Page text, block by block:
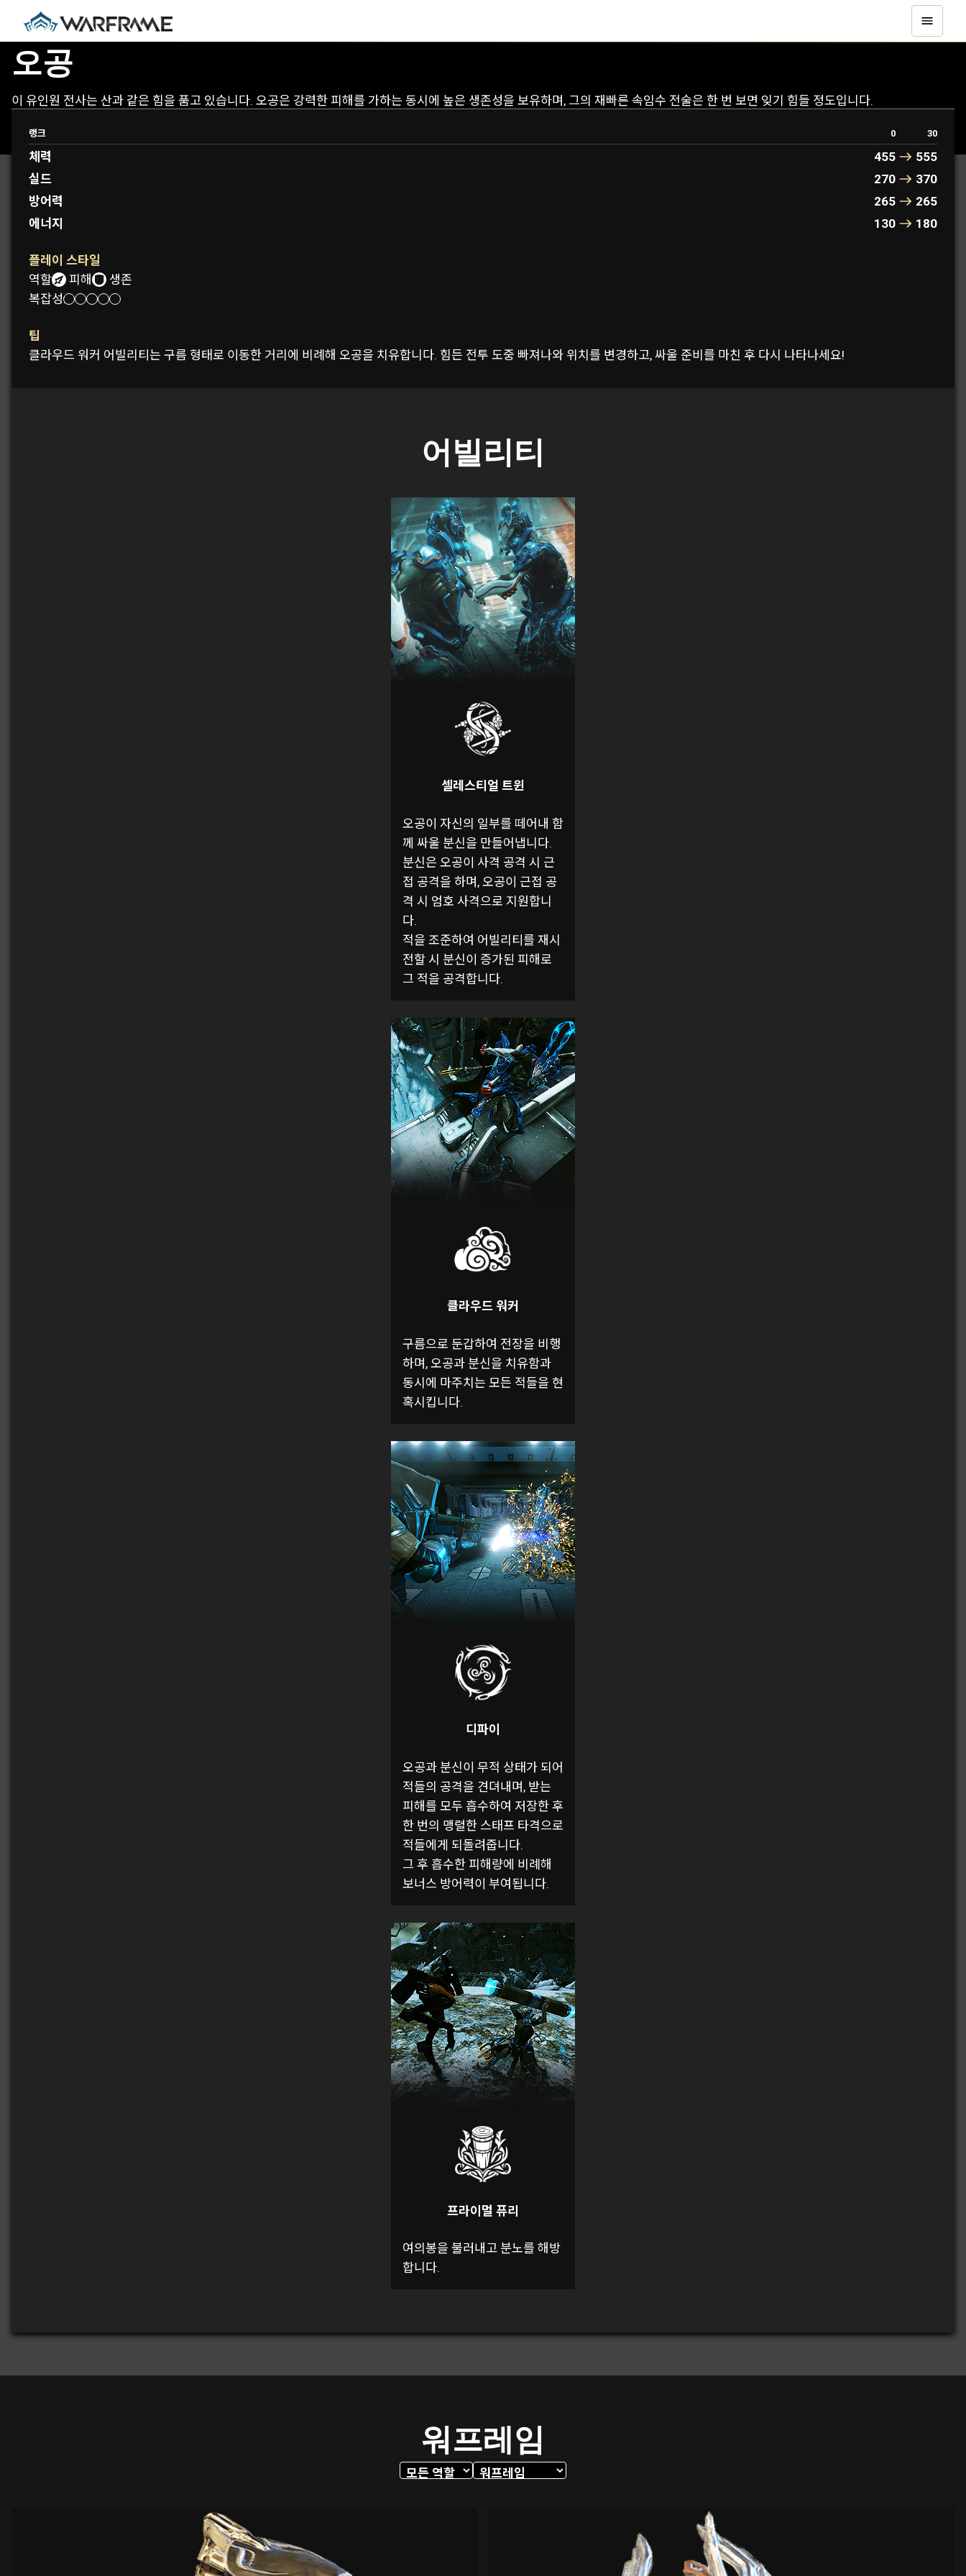
오공
이 유인원 전사는 산과 같은 힘을 품고 있습니다. 오공은 강력한 피해를 가하는 동시에 높은 생존성을 보유하며, 그의 재빠른 속임수 전술은 한 번 보면 잊기 힘들 정도입니다.
랭크 0 30
체력 455
555
실드
270
370
방어력
265
265
에너지
130 180
플레이 스타일
역할:
피해
생존
복잡성:
팁
클라우드 워커 어빌리티는 구름 형태로 이동한 거리에 비례해 오공을 치유합니다. 힘든 전투 도중 빠져나와 위치를 변경하고, 싸울 준비를 마친 후 다시 나타나세요!
어빌리티
셀레스티얼 트윈
오공이 자신의 일부를 떼어내 함
께 싸울 분신을 만들어냅니다.
분신은 오공이 사격 공격 시 근
접 공격을 하며, 오공이 근접 공
격 시 엄호 사격으로 지원합니
다.
적을 조준하여 어빌리티를 재시
전할 시 분신이 증가된 피해로
그 적을 공격합니다.
클라우드 워커
구름으로 둔갑하여 전장을 비행
하며, 오공과 분신을 치유함과
동시에 마주치는 모든 적들을 현
혹시킵니다.
디파이
오공과 분신이 무적 상태가 되어
적들의 공격을 견뎌내며, 받는
피해를 모두 흡수하여 저장한 후
한 번의 맹렬한 스태프 타격으로
적들에게 되돌려줍니다.
그 후 흡수한 피해량에 비례해
보너스 방어력이 부여됩니다.
프라이멀 퓨리
여의봉을 불러내고 분노를 해방
합니다.
워프레임